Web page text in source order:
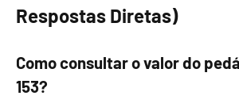
Respostas Diretas)
Como consultar o valor do
153?